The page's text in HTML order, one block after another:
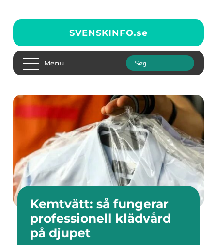
SVENSKINFO.se
Menu
Kemtvätt: så fungerar
professionell klädvård
på djupet